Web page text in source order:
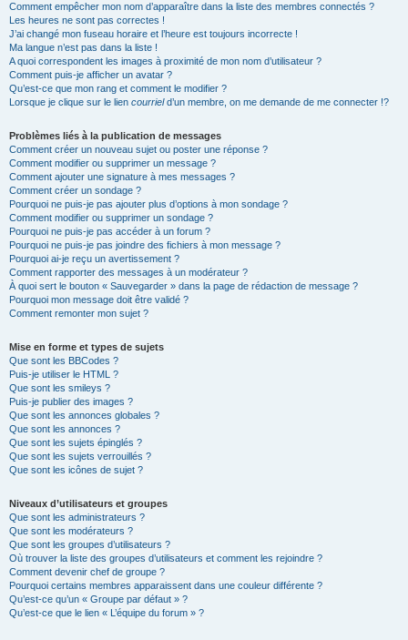
Comment empêcher mon nom d’apparaître dans la liste des membres connectés ?
Les heures ne sont pas correctes !
J’ai changé mon fuseau horaire et l’heure est toujours incorrecte !
Ma langue n’est pas dans la liste !
A quoi correspondent les images à proximité de mon nom d’utilisateur ?
Comment puis-je afficher un avatar ?
Qu’est-ce que mon rang et comment le modifier ?
Lorsque je clique sur le lien courrield’un membre, on me demande de me connecter !?
Problèmes liés à la publication de messages
Comment créer un nouveau sujet ou poster une réponse ?
Comment modifier ou supprimer un message ?
Comment ajouter une signature à mes messages ?
Comment créer un sondage ?
Pourquoi ne puis-je pas ajouter plus d’options à mon sondage ?
Comment modifier ou supprimer un sondage ?
Pourquoi ne puis-je pas accéder à un forum ?
Pourquoi ne puis-je pas joindre des fichiers à mon message ?
Pourquoi ai-je reçu un avertissement ?
Comment rapporter des messages à un modérateur ?
À quoi sert le bouton « Sauvegarder » dans la page de rédaction de message ?
Pourquoi mon message doit être validé ?
Comment remonter mon sujet ?
Mise en forme et types de sujets
Que sont les BBCodes ?
Puis-je utiliser le HTML ?
Que sont les smileys ?
Puis-je publier des images ?
Que sont les annonces globales ?
Que sont les annonces ?
Que sont les sujets épinglés ?
Que sont les sujets verrouillés ?
Que sont les icônes de sujet ?
Niveaux d’utilisateurs et groupes
Que sont les administrateurs ?
Que sont les modérateurs ?
Que sont les groupes d’utilisateurs ?
Où trouver la liste des groupes d’utilisateurs et comment les rejoindre ?
Comment devenir chef de groupe ?
Pourquoi certains membres apparaissent dans une couleur différente ?
Qu’est-ce qu’un « Groupe par défaut » ?
Qu’est-ce que le lien « L’équipe du forum » ?